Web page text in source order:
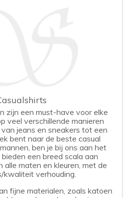
zijn een must-have voor elke
veel verschillende manieren
jeans en sneakers tot een
bent naar de beste casual
ben je bij ons aan het
een breed scala aan
alle maten en kleuren, met de
kwaliteit verhouding.
fijne materialen, zoals katoen